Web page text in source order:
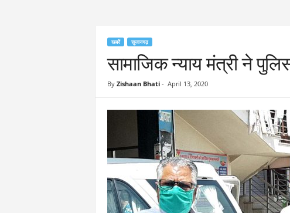
खबरें सुजानगढ़
सामाजिक न्याय मंत्री ने
By Zishaan Bhati- April 13, 2020